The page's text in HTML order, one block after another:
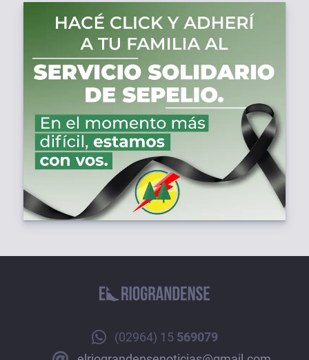
(02964) 15 569079